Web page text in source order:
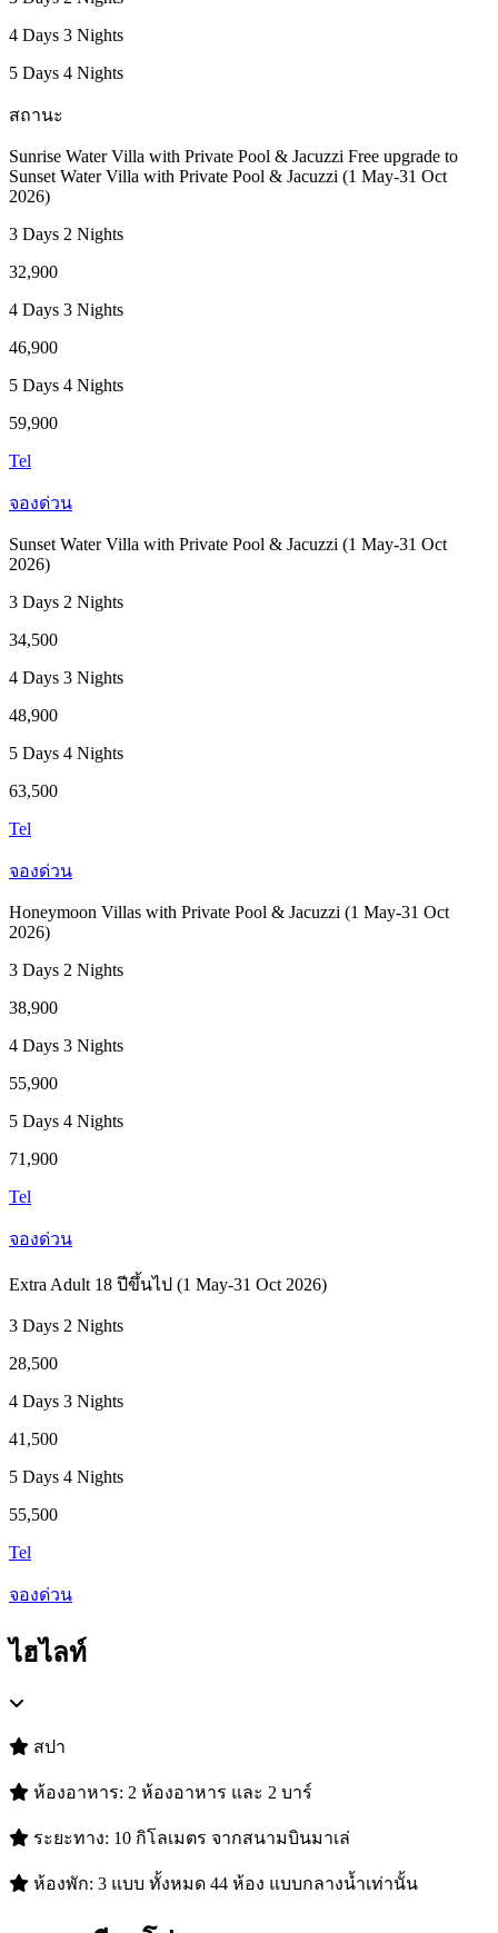
4 Days 3 Nights
5 Days 4 Nights
สถานะ
Sunrise Water Villa with Private Pool & Jacuzzi Free upgrade to
Sunset Water Villa with Private Pool & Jacuzzi (1 May-31 Oct
2026)
3 Days 2 Nights
32,900
4 Days 3 Nights
46,900
5 Days 4 Nights
59,900
Tel
จองด่วน
Sunset Water Villa with Private Pool & Jacuzzi (1 May-31 Oct
2026)
3 Days 2 Nights
34,500
4 Days 3 Nights
48,900
5 Days 4 Nights
63,500
Tel
จองด่วน
Honeymoon Villas with Private Pool & Jacuzzi (1 May-31 Oct
2026)
3 Days 2 Nights
38,900
4 Days 3 Nights
55,900
5 Days 4 Nights
71,900
Tel
จองด่วน
Extra Adult 18 ปีขึ้นไป (1 May-31 Oct 2026)
3 Days 2 Nights
28,500
4 Days 3 Nights
41,500
5 Days 4 Nights
55,500
Tel
จองด่วน
ไฮไลท์
สปา
ห้องอาหาร: 2 ห้องอาหาร และ 2 บาร์
ระยะทาง: 10 กิโลเมตร จากสนามบินมาเล่
ห้องพัก: 3 แบบ ทั้งหมด 44 ห้อง แบบกลางน้ำเท่านั้น